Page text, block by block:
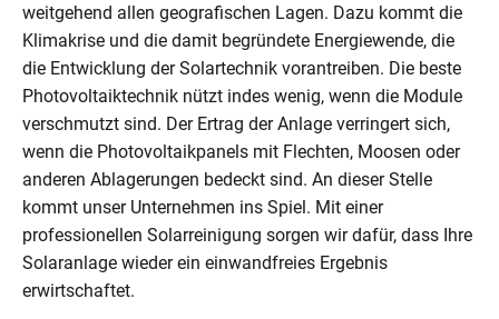
weitgehend allen geografischen Lagen. Dazu kommt die
Klimakrise und die damit begründete Energiewende, die
die Entwicklung der Solartechnik vorantreiben. Die beste
Photovoltaiktechnik nützt indes wenig, wenn die Module
verschmutzt sind. Der Ertrag der Anlage verringert sich,
wenn die Photovoltaikpanels mit Flechten, Moosen oder
anderen Ablagerungen bedeckt sind. An dieser Stelle
kommt unser Unternehmen ins Spiel. Mit einer
professionellen Solarreinigung sorgen wir dafür, dass Ihre
Solaranlage wieder ein einwandfreies Ergebnis
erwirtschaftet.